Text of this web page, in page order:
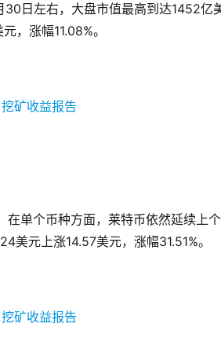
日左右，大盘市值最高到达1452亿
，涨幅11.08%。
单个币种方面，莱特币依然延续上
元上涨14.57美元，涨幅31.51%。